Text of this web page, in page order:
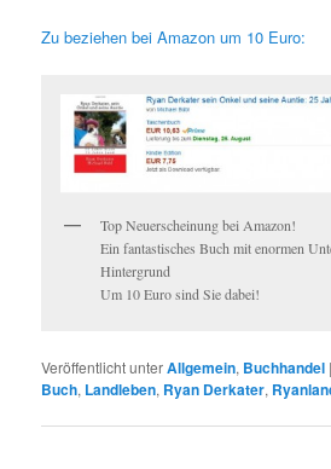
Zu beziehen bei Amazon um 10 Euro:
Top Neuerscheinung bei Amazon!
Ein fantastisches Buch mit enormen
Hintergrund
Um 10 Euro sind Sie dabei!
Veröffentlicht unterAllgemein, Buchhandel
Buch, Landleben, Ryan Derkater,